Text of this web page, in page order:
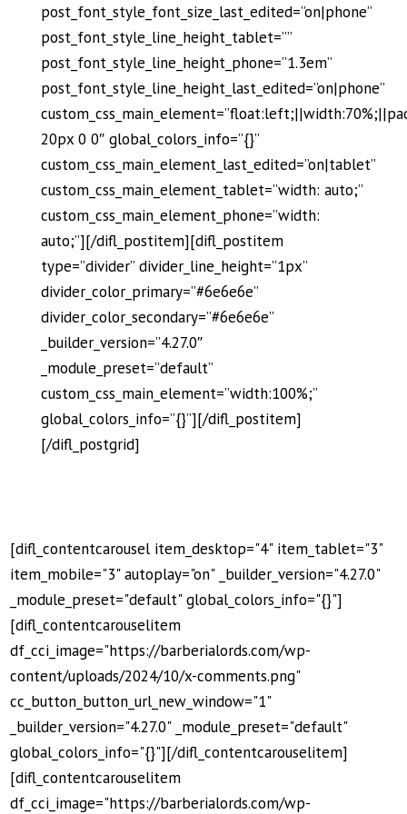
post_font_style_font_size_last_edited=”on|phone”
post_font_style_line_height_tablet=””
post_font_style_line_height_phone=”1.3em”
post_font_style_line_height_last_edited=”on|phone”
20px 0 0″ global_colors_info=”{}”
custom_css_main_element_last_edited=”on|tablet”
custom_css_main_element_tablet=”width: auto;”
custom_css_main_element_phone=”width:
auto;”][/difl_postitem][difl_postitem
type=”divider” divider_line_height=”1px”
divider_color_primary=”#6e6e6e”
divider_color_secondary=”#6e6e6e”
_builder_version=”4.27.0″
_module_preset=”default”
custom_css_main_element=”width:100%;”
global_colors_info=”{}”][/difl_postitem]
[/difl_postgrid]
[difl_contentcarousel item_desktop="4" item_tablet="3"
item_mobile="3" autoplay="on" _builder_version="4.27.0"
_module_preset="default" global_colors_info="{}"]
[difl_contentcarouselitem
df_cci_image="https://barberialords.com/wp-
content/uploads/2024/10/x-comments.png"
cc_button_button_url_new_window="1"
_builder_version="4.27.0" _module_preset="default"
global_colors_info="{}"][/difl_contentcarouselitem]
[difl_contentcarouselitem
df_cci_image="https://barberialords.com/wp-